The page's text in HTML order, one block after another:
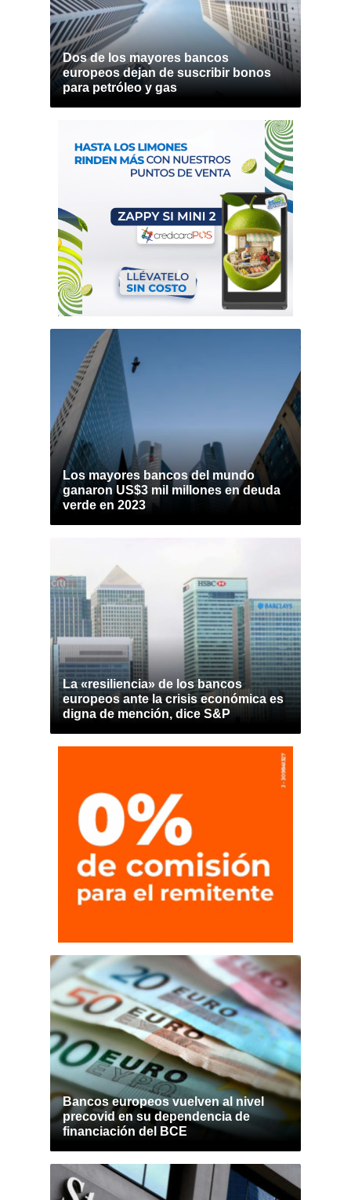
Dos de los mayores bancos
europeos dejan de suscribir bonos
para petróleo y gas
Los mayores bancos del mundo
ganaron US$3 mil millones en deuda
verde en 2023
La «resiliencia» de los bancos
europeos ante la crisis económica es
digna de mención, dice S&P
Bancos europeos vuelven al nivel
precovid en su dependencia de
financiación del BCE